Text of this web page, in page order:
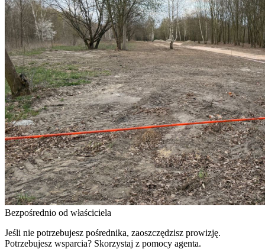
Bezpośrednio od właściciela
Jeśli nie potrzebujesz pośrednika, zaoszczędzisz prowizję.
Potrzebujesz wsparcia? Skorzystaj z pomocy agenta.